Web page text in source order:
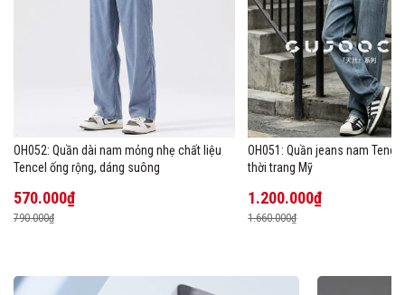
OH052: Quần dài nam mỏng nhẹ chất liệu
Tencel ống rộng, dáng suông
570.000₫
790.000₫
OH051: Quần jeans nam
thời trang Mỹ
1.200.000₫
1.660.000₫